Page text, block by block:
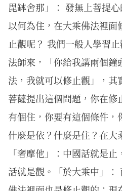
毘缽舍那」： 發無上菩提
以何為住，在大乘佛法裡面
止觀呢？ 我們一般人學習
法師來，「你給我講兩個
法，我就可以修止觀」，
菩薩提出這個問題，你在
有個住，你要有這個條件，
什麼是依？什麼是住？在大
「奢摩他」：中國話就是
話就是觀。「於大乘中」：